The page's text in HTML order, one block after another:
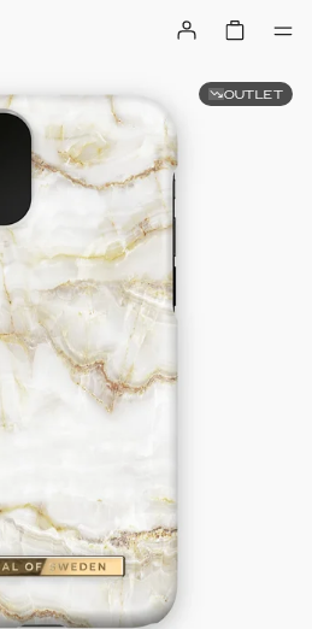
OUTLET